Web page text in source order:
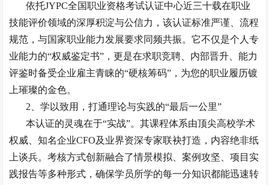
依托JYPC全国职业资格考试认证中心近三十载在职业
技能评价领域的深厚积淀与公信力，该认证标准严谨、流程
规范，与国家职业能力发展要求同频共振。它不仅是个人专
业能力的“权威鉴定书”，更是在求职竞聘、内部晋升、能力
评鉴时备受企业雇主青睐的“硬核筹码”，为您的职业履历镀
上璀璨的金色。
2、学以致用，打通理论与实践的“最后一公里”
本认证的灵魂在于“实战”。其课程体系由顶尖高校学术
权威、知名企业CFO及业界资深专家联袂打造，内容绝非纸
上谈兵。考核方式创新融合了情景模拟、案例攻坚、项目实
践报告等多种形式，确保学员所学的每一分知识都能迅速转